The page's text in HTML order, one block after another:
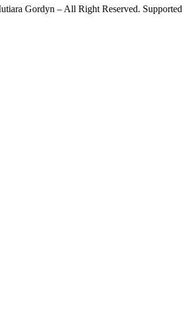
Gordyn – All Right Reserved. Supported